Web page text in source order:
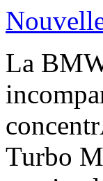
La
Turbo